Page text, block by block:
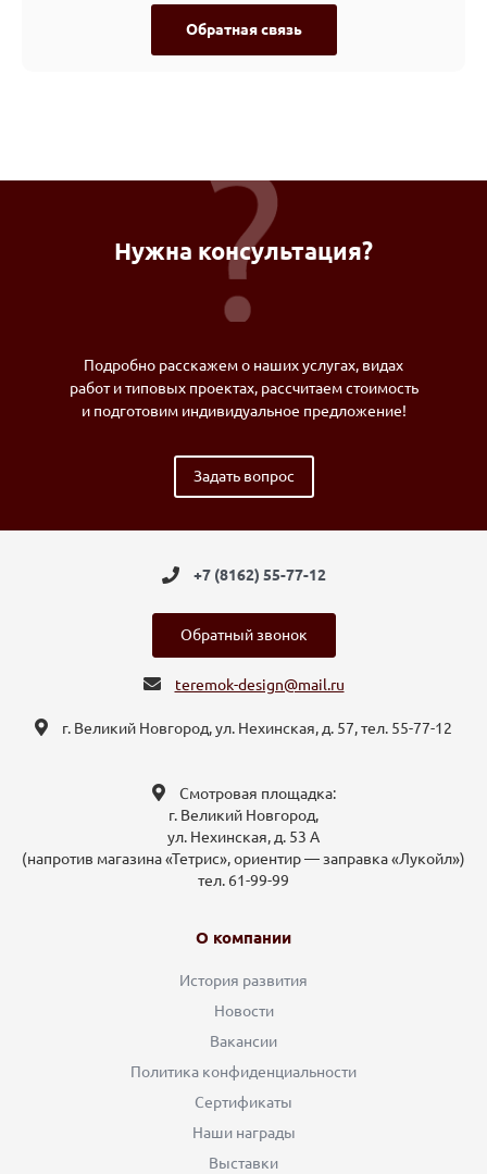
Обратная связь
Нужна консультация?
Подробно расскажем о наших услугах, видах
работ и типовых проектах, рассчитаем стоимость
и подготовим индивидуальное предложение!
Задать вопрос
+7 (8162) 55-77-12
Обратный звонок
teremok-design@mail.ru
г. Великий Новгород, ул. Нехинская, д. 57, тел. 55-77-12
Смотровая площадка:
г. Великий Новгород,
ул. Нехинская, д. 53 А
(напротив магазина «Тетрис», ориентир — заправка «Лукойл»)
тел. 61-99-99
О компании
История развития
Новости
Вакансии
Политика конфиденциальности
Сертификаты
Наши награды
Выставки